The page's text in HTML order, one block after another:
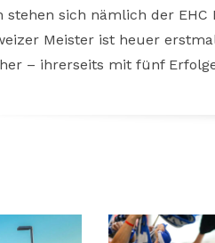
stehen sich nämlich der
Meister ist heuer
– ihrerseits mit fünf